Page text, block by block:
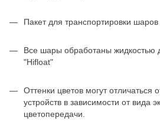
Пакет для транспортировки шаров
Все шары обработаны жидкостью
"Hifloat"
Оттенки цветов могут отличаться
устройств в зависимости от вида
цветопередачи.